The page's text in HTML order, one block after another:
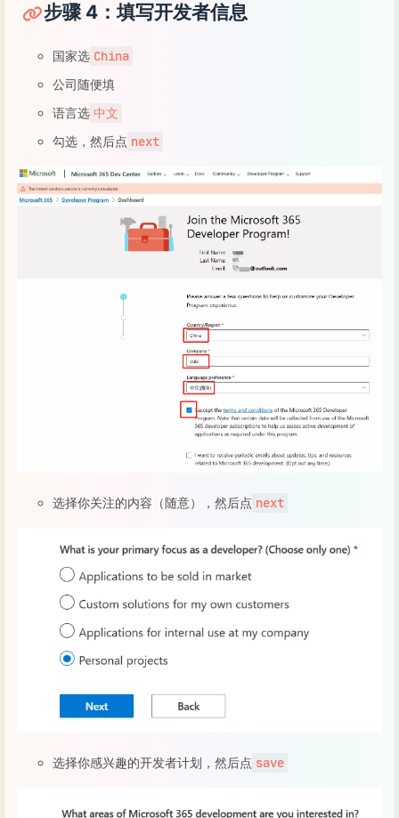
步骤 4：填写开发者信息
国家选 China
公司随便填
语言选 中文
勾选，然后点 next
选择你关注的内容（随意），然后点 next
选择你感兴趣的开发者计划，然后点 save